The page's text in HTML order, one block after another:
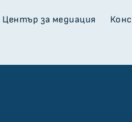
Център за медиация